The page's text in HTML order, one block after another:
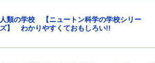
人類の学校 【ニュートン科学の学校シリー
ズ】 わかりやすくておもしろい!!